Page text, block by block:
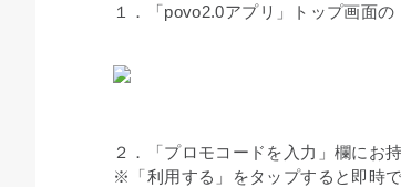
１．「povo2.0アプリ」トップ画面
２．「プロモコードを入力」欄にお
※「利用する」をタップすると即時